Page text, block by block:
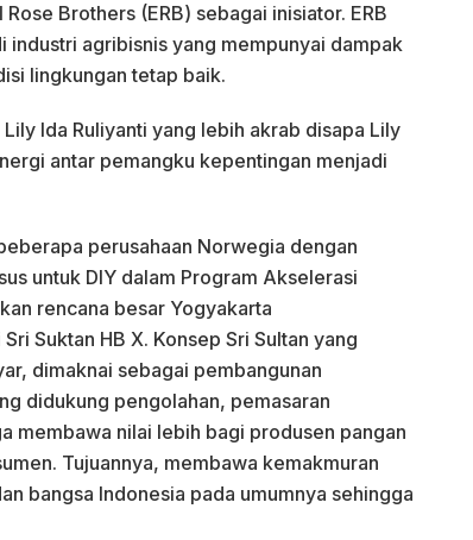
Brothers (ERB) sebagai inisiator. ERB
industri agribisnis yang mempunyai dampak
lingkungan tetap baik.
Ida Ruliyanti yang lebih akrab disapa Lily
antar pemangku kepentingan menjadi
perusahaan Norwegia dengan
untuk DIY dalam Program Akselerasi
rencana besar Yogyakarta
Suktan HB X. Konsep Sri Sultan yang
dimaknai sebagai pembangunan
didukung pengolahan, pemasaran
membawa nilai lebih bagi produsen pangan
Tujuannya, membawa kemakmuran
bangsa Indonesia pada umumnya sehingga